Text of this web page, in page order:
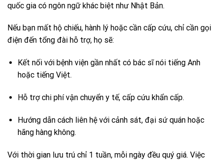
quốc gia có ngôn ngữ khác biệt như Nhật Bản.
Nếu bạn mất hộ chiếu, hành lý hoặc cần cấp cứu, chỉ cần gọi
điện đến tổng đài hỗ trợ, họ sẽ:
Kết nối với bệnh viện gần nhất có bác sĩ nói tiếng Anh
hoặc tiếng Việt.
Hỗ trợ chi phí vận chuyển y tế, cấp cứu khẩn cấp.
Hướng dẫn cách liên hệ với cảnh sát, đại sứ quán hoặc
hãng hàng không.
Với thời gian lưu trú chỉ 1 tuần, mỗi ngày đều quý giá. Việc